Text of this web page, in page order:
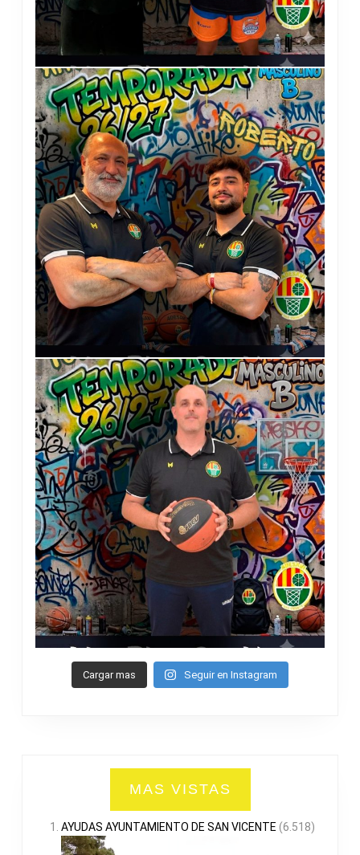
Cargar mas Seguir en Instagram
MAS VISTAS
AYUDAS AYUNTAMIENTO DE SAN VICENTE (6.518)